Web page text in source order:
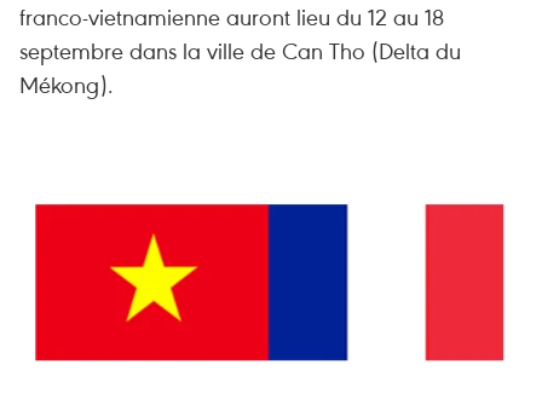
franco-vietnamienne auront lieu du 12 au 18
septembre dans la ville de Can Tho (Delta du
Mékong).